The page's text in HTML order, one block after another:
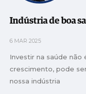
Indústria de boa
6 MAR 2025
Investir na saúde não
crescimento, pode
nossa indústria